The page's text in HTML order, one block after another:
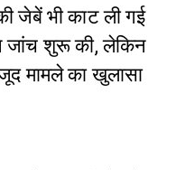
जेबें भी काट ली गई
जांच शुरू की, लेकिन
मामले का खुलासा